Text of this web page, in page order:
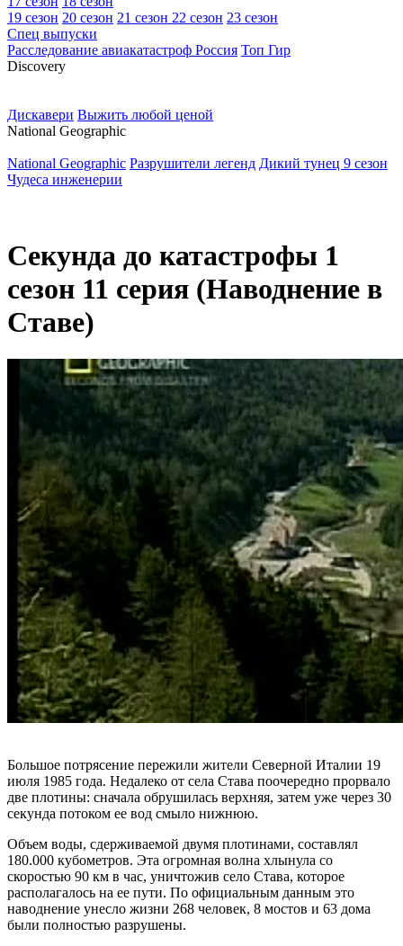
19 сезон 20 сезон 21 сезон 22 сезон 23 сезон
Спец выпуски
Расследование авиакатастроф Россия Топ Гир
Discovery
Дискавери Выжить любой ценой
National Geographic
National Geographic Разрушители легенд Дикий тунец 9 сезон
Чудеса инженерии
Секунда до катастрофы 1
сезон 11 серия (Наводнение в
Ставе)
Большое потрясение пережили жители Северной Италии 19
июля 1985 года. Недалеко от села Става поочередно прорвало
две плотины: сначала обрушилась верхняя, затем уже через 30
секунда потоком ее вод смыло нижнюю.
Объем воды, сдерживаемой двумя плотинами, составлял
180.000 кубометров. Эта огромная волна хлынула со
скоростью 90 км в час, уничтожив село Става, которое
располагалось на ее пути. По официальным данным это
наводнение унесло жизни 268 человек, 8 мостов и 63 дома
были полностью разрушены.